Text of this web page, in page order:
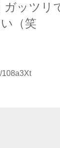
ガッツリ
（笑
108a3Xt